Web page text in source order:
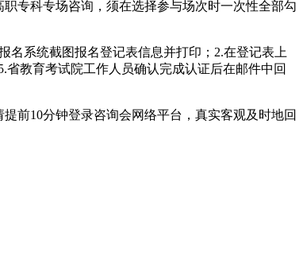
专科专场咨询，须在选择参与场次时一次性全部勾
名系统截图报名登记表信息并打印；2.在登记表上
省教育考试院工作人员确认完成认证后在邮件中回
前10分钟登录咨询会网络平台，真实客观及时地回